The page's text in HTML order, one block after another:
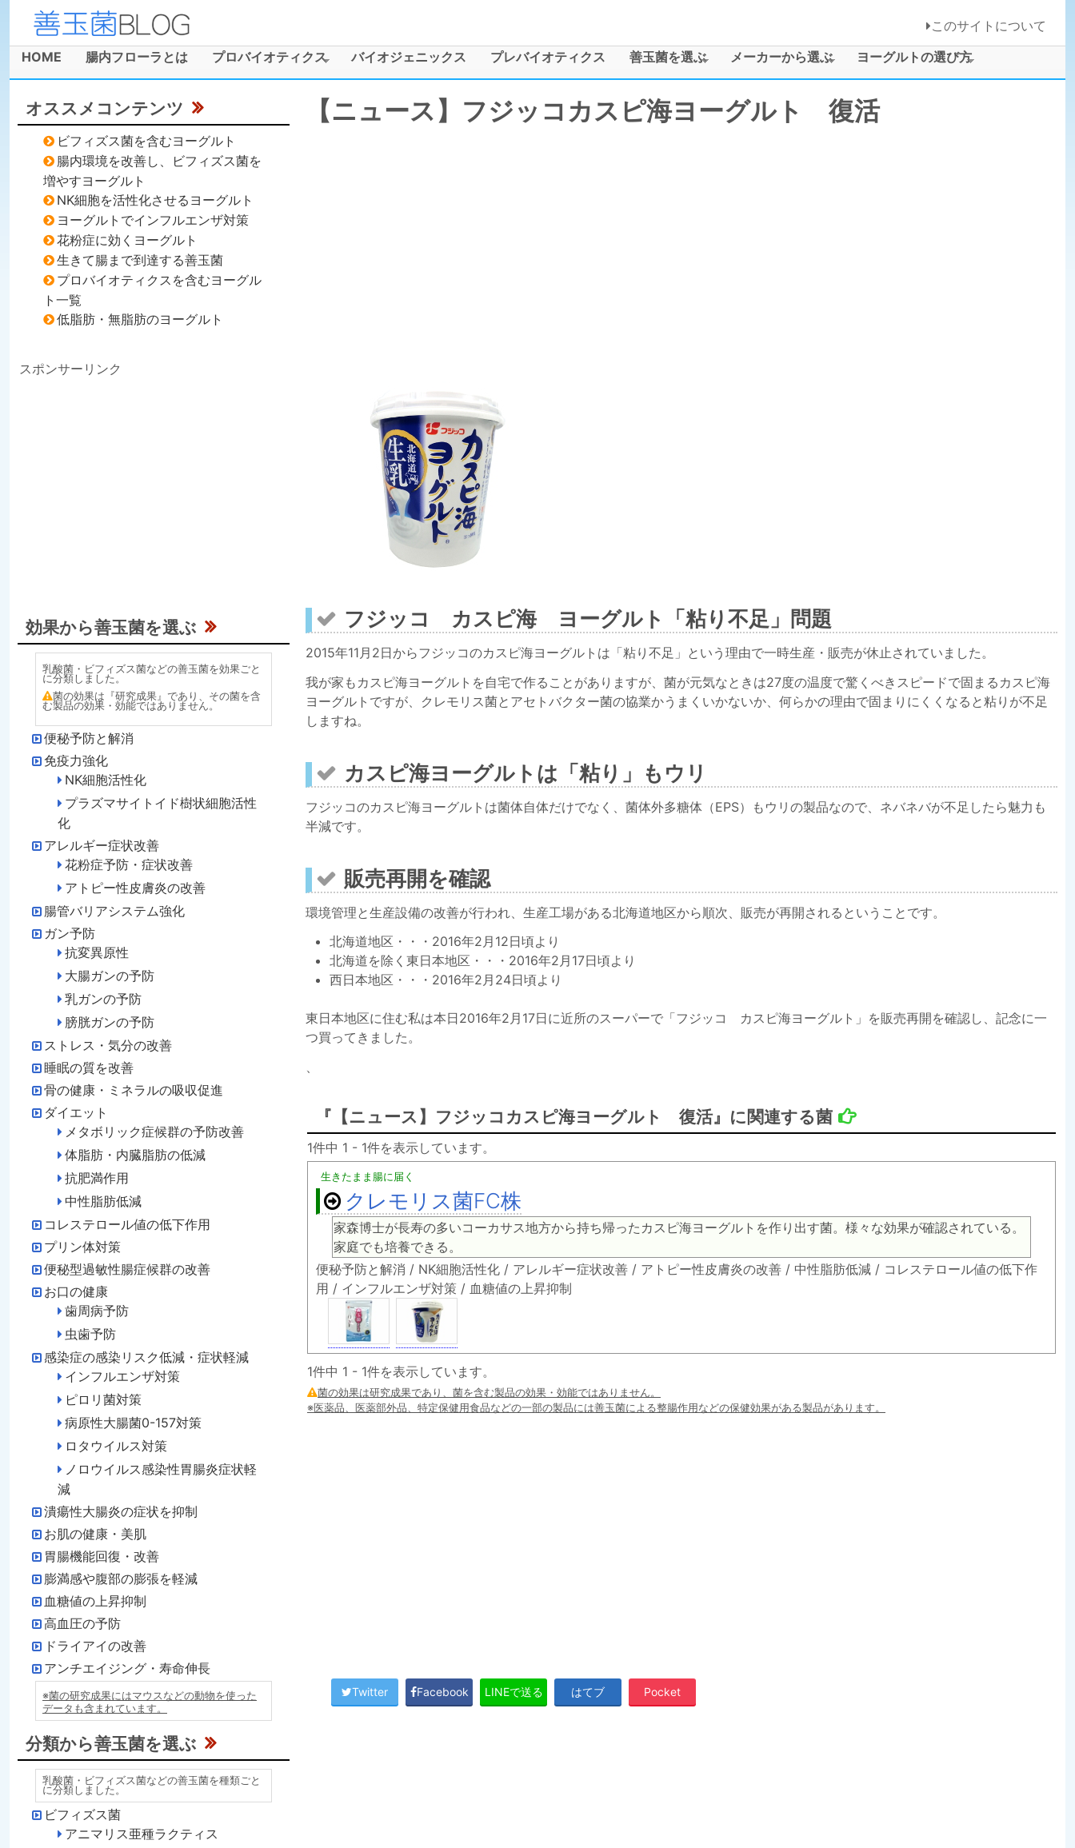
善
玉
ブ
このサイトについて
メインメニュー
HOME 腸内フローラとは プロバイオティクス バイオジェニックス プレバイオティクス 善玉菌を選ぶ メーカーから選ぶ ヨーグルトの選び方
【ニュース】フジッコカスピ海ヨーグルト 復活
フジッコ カスピ海 ヨーグルト「粘り不足」問題
2015年11月2日からフジッコのカスピ海ヨーグルトは「粘り不足」という理由で一時生産・販売が休止されていました。
我が家もカスピ海ヨーグルトを自宅で作ることがありますが、菌が元気なときは27度の温度で驚くべきスピードで固まるカスピ海
ヨーグルトですが、クレモリス菌とアセトバクター菌の協業かうまくいかないか、何らかの理由で固まりにくくなると粘りが不足
しますね。
カスピ海ヨーグルトは「粘り」もウリ
フジッコのカスピ海ヨーグルトは菌体自体だけでなく、菌体外多糖体（EPS）もウリの製品なので、ネバネバが不足したら魅力も
半減です。
販売再開を確認
環境管理と生産設備の改善が行われ、生産工場がある北海道地区から順次、販売が再開されるということです。
北海道地区・・・2016年2月12日頃より
北海道を除く東日本地区・・・2016年2月17日頃より
西日本地区・・・2016年2月24日頃より
東日本地区に住む私は本日2016年2月17日に近所のスーパーで「フジッコ カスピ海ヨーグルト」を販売再開を確認し、記念に一
つ買ってきました。
、
『【ニュース】フジッコカスピ海ヨーグルト 復活』に関連する菌
1件中 1 - 1件を表示しています。
生きたまま腸に届く
クレモリス菌FC株
家森博士が長寿の多いコーカサス地方から持ち帰ったカスピ海ヨーグルトを作り出す菌。様々な効果が確認されている。
家庭でも培養できる。
便秘予防と解消 / NK細胞活性化 / アレルギー症状改善 / アトピー性皮膚炎の改善 / 中性脂肪低減 / コレステロール値の低下作
用 / インフルエンザ対策 / 血糖値の上昇抑制
1件中 1 - 1件を表示しています。
菌の効果は研究成果であり、菌を含む製品の効果・効能ではありません。
※医薬品、医薬部外品、特定保健用食品などの一部の製品には善玉菌による整腸作用などの保健効果がある製品があります。
Twitter Facebook LINEで送る はてブ Pocket
オススメコンテンツ
ビフィズス菌を含むヨーグルト
腸内環境を改善し、ビフィズス菌を
増やすヨーグルト
NK細胞を活性化させるヨーグルト
ヨーグルトでインフルエンザ対策
花粉症に効くヨーグルト
生きて腸まで到達する善玉菌
プロバイオティクスを含むヨーグル
ト一覧
低脂肪・無脂肪のヨーグルト
スポンサーリンク
効果から善玉菌を選ぶ
乳酸菌・ビフィズス菌などの善玉菌を効果ごと
に分類しました。
菌の効果は『研究成果』であり、その菌を含
む製品の効果・効能ではありません。
便秘予防と解消
免疫力強化
NK細胞活性化
プラズマサイトイド樹状細胞活性
化
アレルギー症状改善
花粉症予防・症状改善
アトピー性皮膚炎の改善
腸管バリアシステム強化
ガン予防
抗変異原性
大腸ガンの予防
乳ガンの予防
膀胱ガンの予防
ストレス・気分の改善
睡眠の質を改善
骨の健康・ミネラルの吸収促進
ダイエット
メタボリック症候群の予防改善
体脂肪・内臓脂肪の低減
抗肥満作用
中性脂肪低減
コレステロール値の低下作用
プリン体対策
便秘型過敏性腸症候群の改善
お口の健康
歯周病予防
虫歯予防
感染症の感染リスク低減・症状軽減
インフルエンザ対策
ピロリ菌対策
病原性大腸菌0-157対策
ロタウイルス対策
ノロウイルス感染性胃腸炎症状軽
減
潰瘍性大腸炎の症状を抑制
お肌の健康・美肌
胃腸機能回復・改善
膨満感や腹部の膨張を軽減
血糖値の上昇抑制
高血圧の予防
ドライアイの改善
アンチエイジング・寿命伸長
※菌の研究成果にはマウスなどの動物を使った
データも含まれています。
分類から善玉菌を選ぶ
乳酸菌・ビフィズス菌などの善玉菌を種類ごと
に分類しました。
ビフィズス菌
アニマリス亜種ラクティス